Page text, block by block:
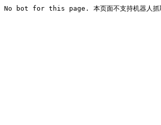
No bot for this page. 本页面不支持机器人抓取